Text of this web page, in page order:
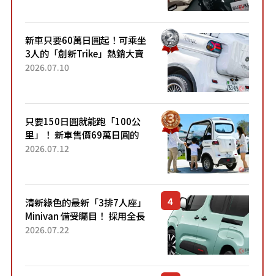
新車只要60萬日圓起！可乘坐
3人的「創新Trike」熱銷大賣
成為人氣車款！「養車成本真
2026.07.10
只要150日圓就能跑「100公
里」！ 新車售價69萬日圓的
「3人座」Trike大受歡迎！ 順
2026.07.12
清新綠色的最新「3排7人座」
Minivan 備受矚目！ 採用全長
4.7公尺剛剛好的車身尺寸與
2026.07.22